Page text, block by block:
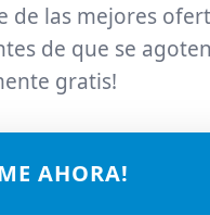
de las mejores
de que se
gratis!
AHORA!